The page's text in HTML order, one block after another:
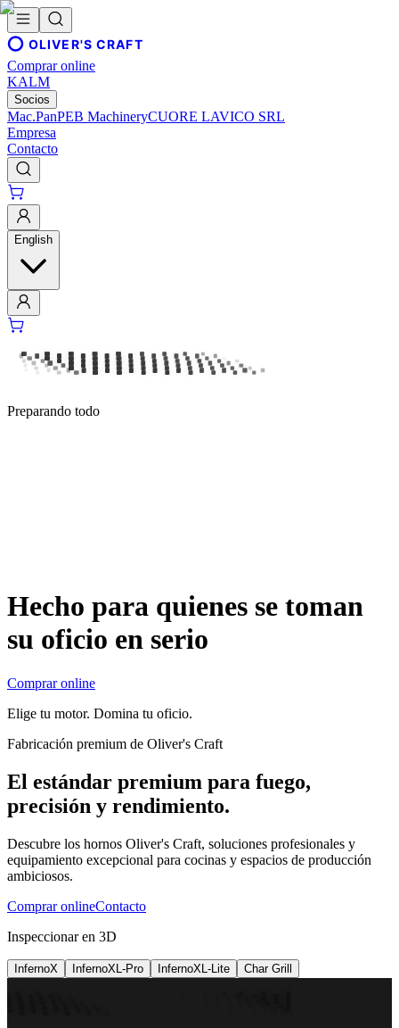
OLIVER'S CRAFT
Comprar online
KALM
Socios
Mac.PanPEB MachineryCUORE LAVICO SRL
Empresa
Contacto
English
Preparando todo
Hecho para quienes se toman
su oficio en serio
Comprar online
Elige tu motor. Domina tu oficio.
Fabricación premium de Oliver's Craft
El estándar premium para fuego,
precisión y rendimiento.
Descubre los hornos Oliver's Craft, soluciones profesionales y
equipamiento excepcional para cocinas y espacios de producción
ambiciosos.
Comprar onlineContacto
Inspeccionar en 3D
InfernoX InfernoXL-Pro InfernoXL-Lite Char Grill